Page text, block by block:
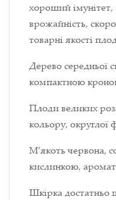
хороший імунітет,
врожайність,
товарні якості
Дерево середньої
компактною
Плоди великих
кольору, округлої
М’якоть червона,
кислинкою,
Шкірка достатньо